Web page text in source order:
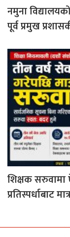
नमुना
पूर्व प्रमुख
शिक्षक सरुवामा
प्रतिस्पर्धाबाट